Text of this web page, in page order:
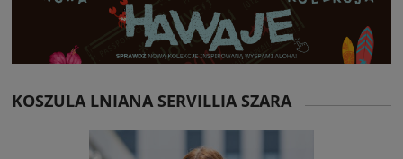
KOSZULA LNIANA SERVILLIA SZARA